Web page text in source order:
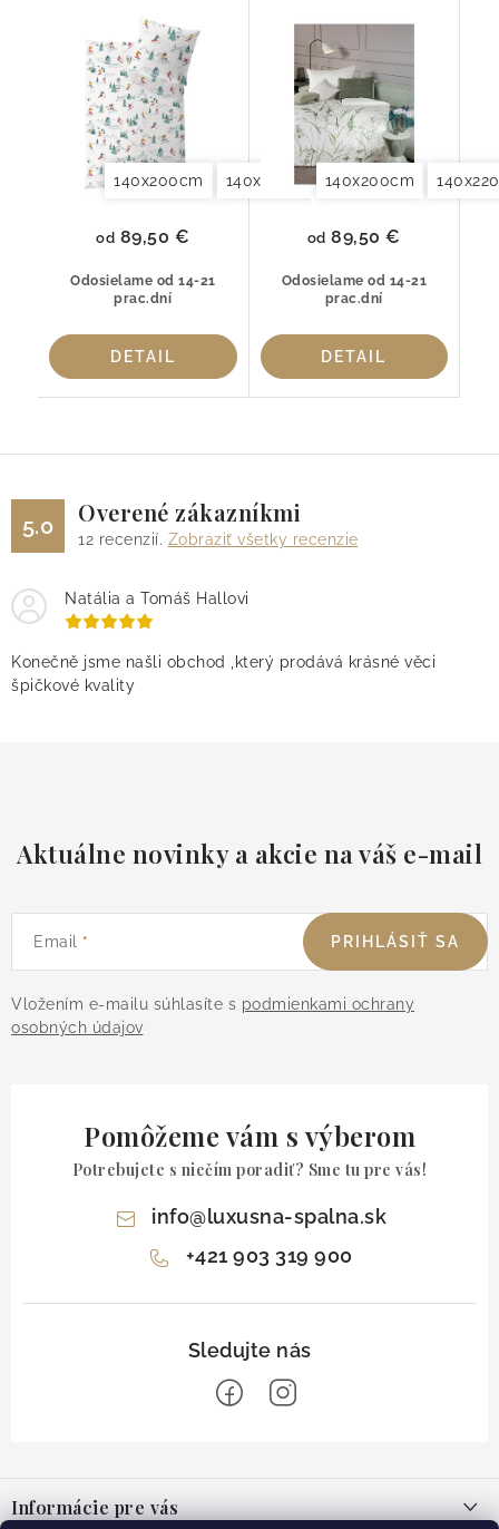
140x200cm 140x220cm 155x220cm
Odosielame od 14-21
prac.dní
od 89,50 €
DETAIL
140x200cm
Odosielame od 14-21
prac.dní
od 89,50 €
DETAIL
5.0 Overené zákazníkmi
12 recenzií. Zobraziť všetky recenzie
Natália a Tomáš Hallovi
Konečně jsme našli obchod ,který prodává krásné věci
špičkové kvality
Aktuálne novinky a akcie na váš e-mail
Email
Vložením e-mailu súhlasíte s podmienkami ochrany
osobných údajov
PRIHLÁSIŤ SA
Pomôžeme vám s výberom
Potrebujete s niečím poradiť? Sme tu pre vás!
info@luxusna-spalna.sk
+421 903 319 900
pInformácie pre vás